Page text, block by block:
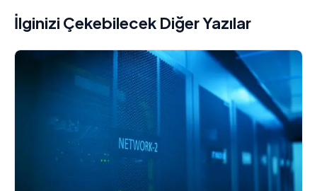
İlginizi Çekebilecek Diğer Yazılar